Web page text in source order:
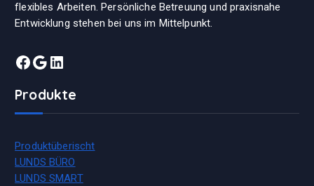
flexibles Arbeiten. Persönliche Betreuung und praxisnahe
Entwicklung stehen bei uns im Mittelpunkt.
Facebook Google LinkedIn
Produkte
Produktüberischt
LUNDS BÜRO
LUNDS SMART